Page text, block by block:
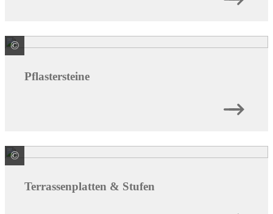
© KANN GmbH Baustoffwerke
Pflastersteine
© KANN GmbH Baustoffwerke
Terrassenplatten & Stufen